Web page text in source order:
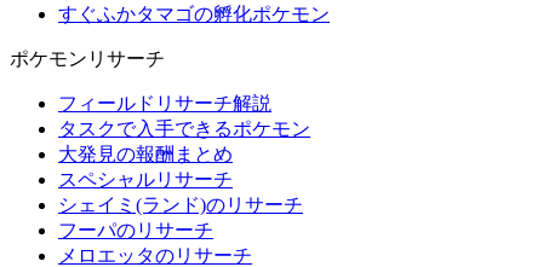
すぐふかタマゴの孵化ポケモン
ポケモンリサーチ
フィールドリサーチ解説
タスクで入手できるポケモン
大発見の報酬まとめ
スペシャルリサーチ
シェイミ(ランド)のリサーチ
フーパのリサーチ
メロエッタのリサーチ